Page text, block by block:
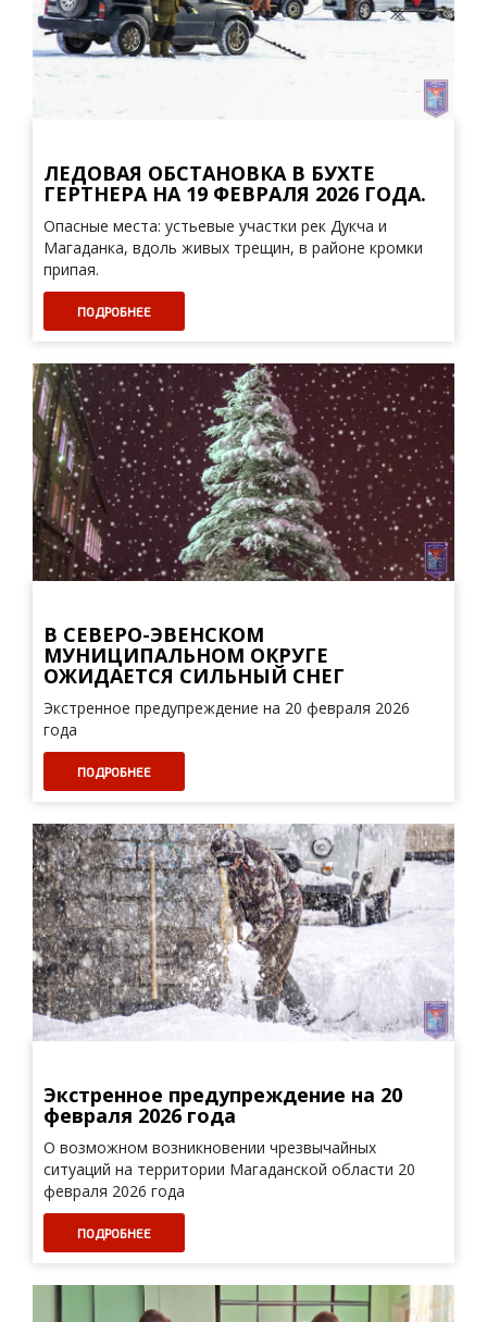
ЛЕДОВАЯ ОБСТАНОВКА В БУХТЕ
ГЕРТНЕРА НА 19 ФЕВРАЛЯ 2026 ГОДА.
Опасные места: устьевые участки рек Дукча и
Магаданка, вдоль живых трещин, в районе кромки
припая.
ПОДРОБНЕЕ
В СЕВЕРО-ЭВЕНСКОМ
МУНИЦИПАЛЬНОМ ОКРУГЕ
ОЖИДАЕТСЯ СИЛЬНЫЙ СНЕГ
Экстренное предупреждение на 20 февраля 2026
года
ПОДРОБНЕЕ
Экстренное предупреждение на 20
февраля 2026 года
О возможном возникновении чрезвычайных
ситуаций на территории Магаданской области 20
февраля 2026 года
ПОДРОБНЕЕ